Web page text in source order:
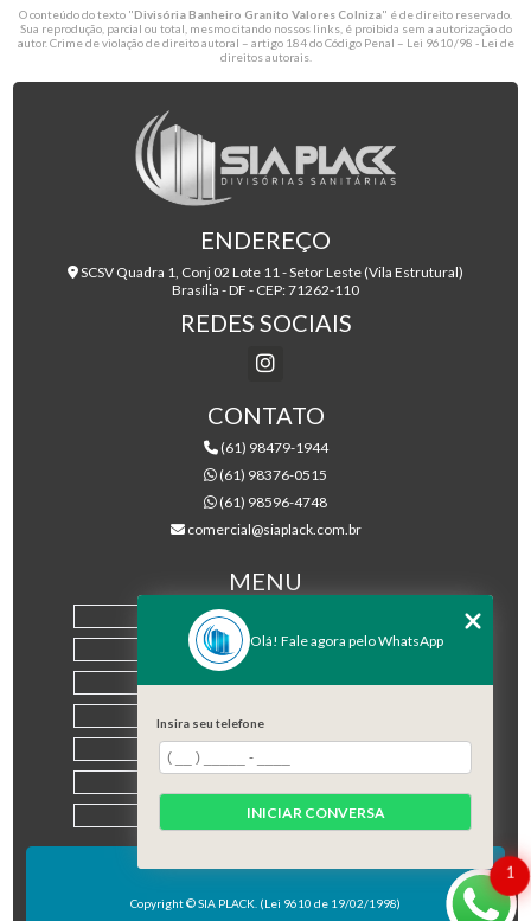
O conteúdo do texto "Divisória Banheiro Granito Valores Colniza" é de direito reservado.
Sua reprodução, parcial ou total, mesmo citando nossos links, é proibida sem a autorização do
autor. Crime de violação de direito autoral – artigo 184 do Código Penal – Lei 9610/98 - Lei de
direitos autorais.
ENDEREÇO
SCSV Quadra 1, Conj 02 Lote 11 - Setor Leste (Vila Estrutural)
Brasília - DF - CEP: 71262-110
REDES SOCIAIS
CONTATO
(61) 98479-1944
(61) 98376-0515
(61) 98596-4748
comercial@siaplack.com.br
MENU
EMPRESA
PRODUTOS
CONTATO
MAPA DO SITE
Copyright © SIA PLACK. (Lei 9610 de 19/02/1998)
1
Olá! Fale agora pelo WhatsApp
Insira seu telefone
INICIAR CONVERSA